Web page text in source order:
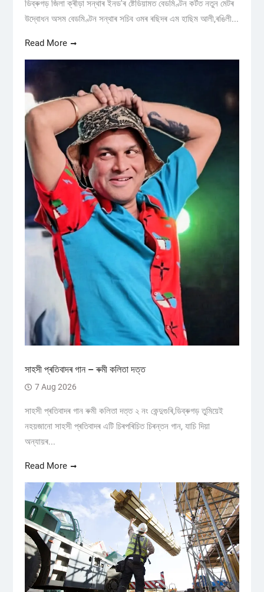
ডিব্ৰুগড় জিলা ক্ৰীড়া সন্থাৰ ইনড'ৰ ষ্টেডিয়ামত বেডমিণ্টন কৰ্টত নতুন মেটৰ
উদ্বোধন অসম বেডমিণ্টন সন্থাৰ সচিব ওমৰ ৰছিদৰ এম হাছিম আলী,ৰঙিলী...
Read More
সাহসী প্ৰতিবাদৰ গান – ৰুমী কলিতা দত্ত
7 Aug 2026
সাহসী প্ৰতিবাদৰ গান ৰুমী কলিতা দত্ত ২ নং কেন্দুগুৰি,ডিব্ৰুগড় তুমিয়েই
নহয়জানো সাহসী প্ৰতিবাদৰ এটি চিৰপৰিচিত চিৰন্তন গান, যাচি দিয়া
অন্যায়ৰ...
Read More